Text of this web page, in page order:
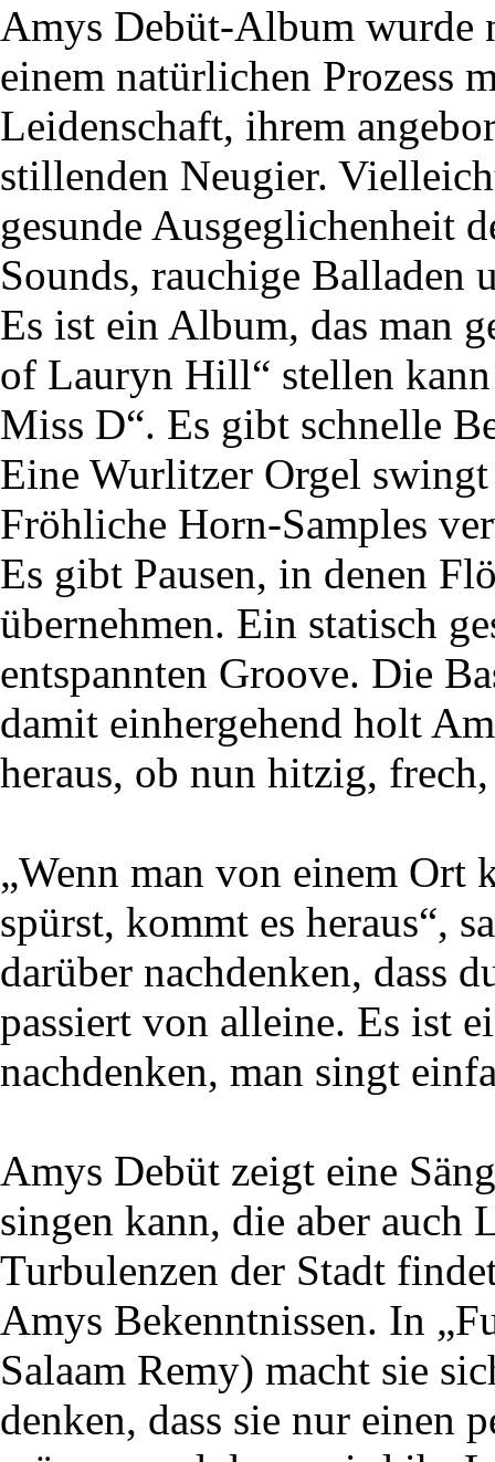
Amys Debüt-Album wurde
einem natürlichen Prozess
Leidenschaft, ihrem
stillenden Neugier.
gesunde Ausgeglichenheit
Sounds, rauchige Balladen
Es ist ein Album, das man
of Lauryn Hill“ stellen
Miss D“. Es gibt schnelle
Eine Wurlitzer Orgel
Fröhliche Horn-Samples
Es gibt Pausen, in denen
übernehmen. Ein statisch
entspannten Groove. Die
damit einhergehend holt
heraus, ob nun hitzig,
„Wenn man von einem Ort
spürst, kommt es heraus“,
darüber nachdenken, dass
passiert von alleine. Es ist
nachdenken, man singt
Amys Debüt zeigt eine
singen kann, die aber auch
Turbulenzen der Stadt
Amys Bekenntnissen. In
Salaam Remy) macht sie
denken, dass sie nur einen